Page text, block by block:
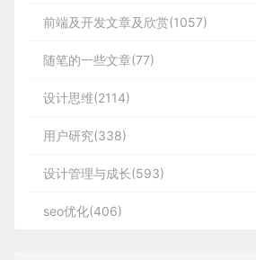
前端及开发文章及欣赏(1057)
随笔的一些文章(77)
设计思维(2114)
用户研究(338)
设计管理与成长(593)
seo优化(406)